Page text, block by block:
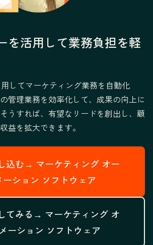
を活用して業務負担を軽
してマーケティング業務を自動化
管理業務を効率化して、成果の向上に
うすれば、有望なリードを創出し、顧
益を拡大できます。
込む→ マーケティング オー
ーション ソフトウェア
てみる→ マーケティング オ
ーション ソフトウェア